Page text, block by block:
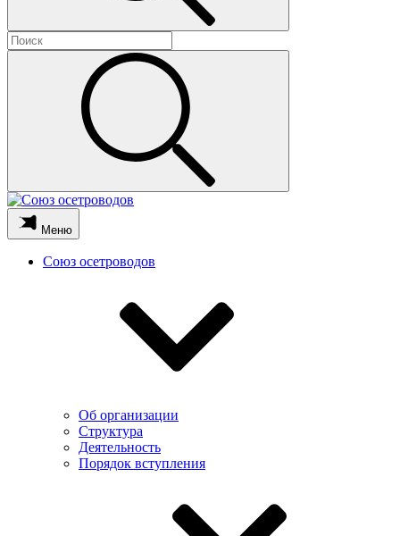
Меню
Союз осетроводов
Об организации
Структура
Деятельность
Порядок вступления